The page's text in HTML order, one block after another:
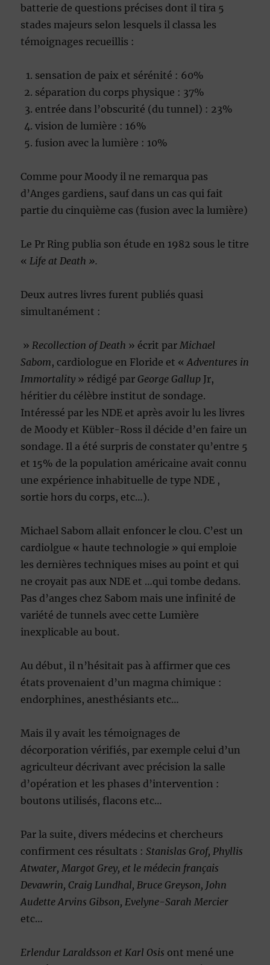
batterie de questions précises dont il tira 5
stades majeurs selon lesquels il classa les
témoignages recueillis :
sensation de paix et sérénité : 60%
séparation du corps physique : 37%
entrée dans l’obscurité (du tunnel) : 23%
vision de lumière : 16%
fusion avec la lumière : 10%
Comme pour Moody il ne remarqua pas
d’Anges gardiens, sauf dans un cas qui fait
partie du cinquième cas (fusion avec la lumière)
Le Pr Ring publia son étude en 1982 sous le titre
«Life at Death ».
Deux autres livres furent publiés quasi
simultanément :
»Recollection of Death » écrit parMichael
Sabom, cardiologue en Floride et «Adventures in
Immortality » rédigé par George Gallup Jr,
héritier du célèbre institut de sondage.
Intéressé par les NDE et après avoir lu les livres
de Moody et Kübler-Ross il décide d’en faire un
sondage. Il a été surpris de constater qu’entre 5
et 15% de la population américaine avait connu
une expérience inhabituelle de type NDE ,
sortie hors du corps, etc…).
Michael Sabom allait enfoncer le clou. C’est un
cardiolgue « haute technologie » qui emploie
les dernières techniques mises au point et qui
ne croyait pas aux NDE et …qui tombe dedans.
Pas d’anges chez Sabom mais une infinité de
variété de tunnels avec cette Lumière
inexplicable au bout.
Au début, il n’hésitait pas à affirmer que ces
états provenaient d’un magma chimique :
endorphines, anesthésiants etc…
Mais il y avait les témoignages de
décorporation vérifiés, par exemple celui d’un
agriculteur décrivant avec précision la salle
d’opération et les phases d’intervention :
boutons utilisés, flacons etc…
Par la suite, divers médecins et chercheurs
confirment ces résultats :Stanislas Grof, Phyllis
Atwater, Margot Grey, et le médecin français
Devawrin, Craig Lundhal, Bruce Greyson, John
Audette Arvins Gibson, Evelyne-Sarah Mercier
etc…
Erlendur Laraldsson et Karl Osis ont mené une